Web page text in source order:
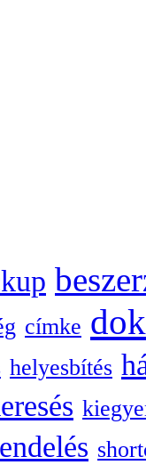
címke
helyesbítés